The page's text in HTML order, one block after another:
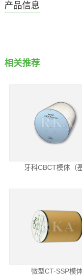
产品信息
相关推荐
牙科CBCT模体（基
微型CT-SSP模